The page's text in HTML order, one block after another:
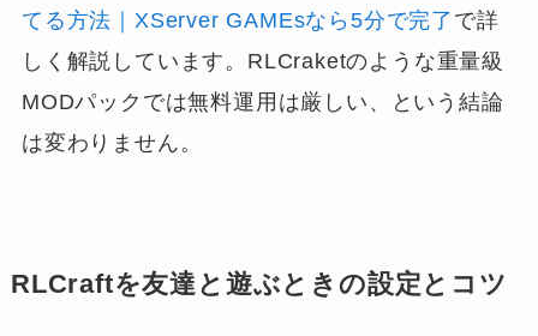
てる方法｜XServer GAMEsなら5分で完了 で詳
しく解説しています。RLCraketのような重量級
MODパックでは無料運用は厳しい、という結論
は変わりません。
RLCraftを友達と遊ぶときの設定とコツ